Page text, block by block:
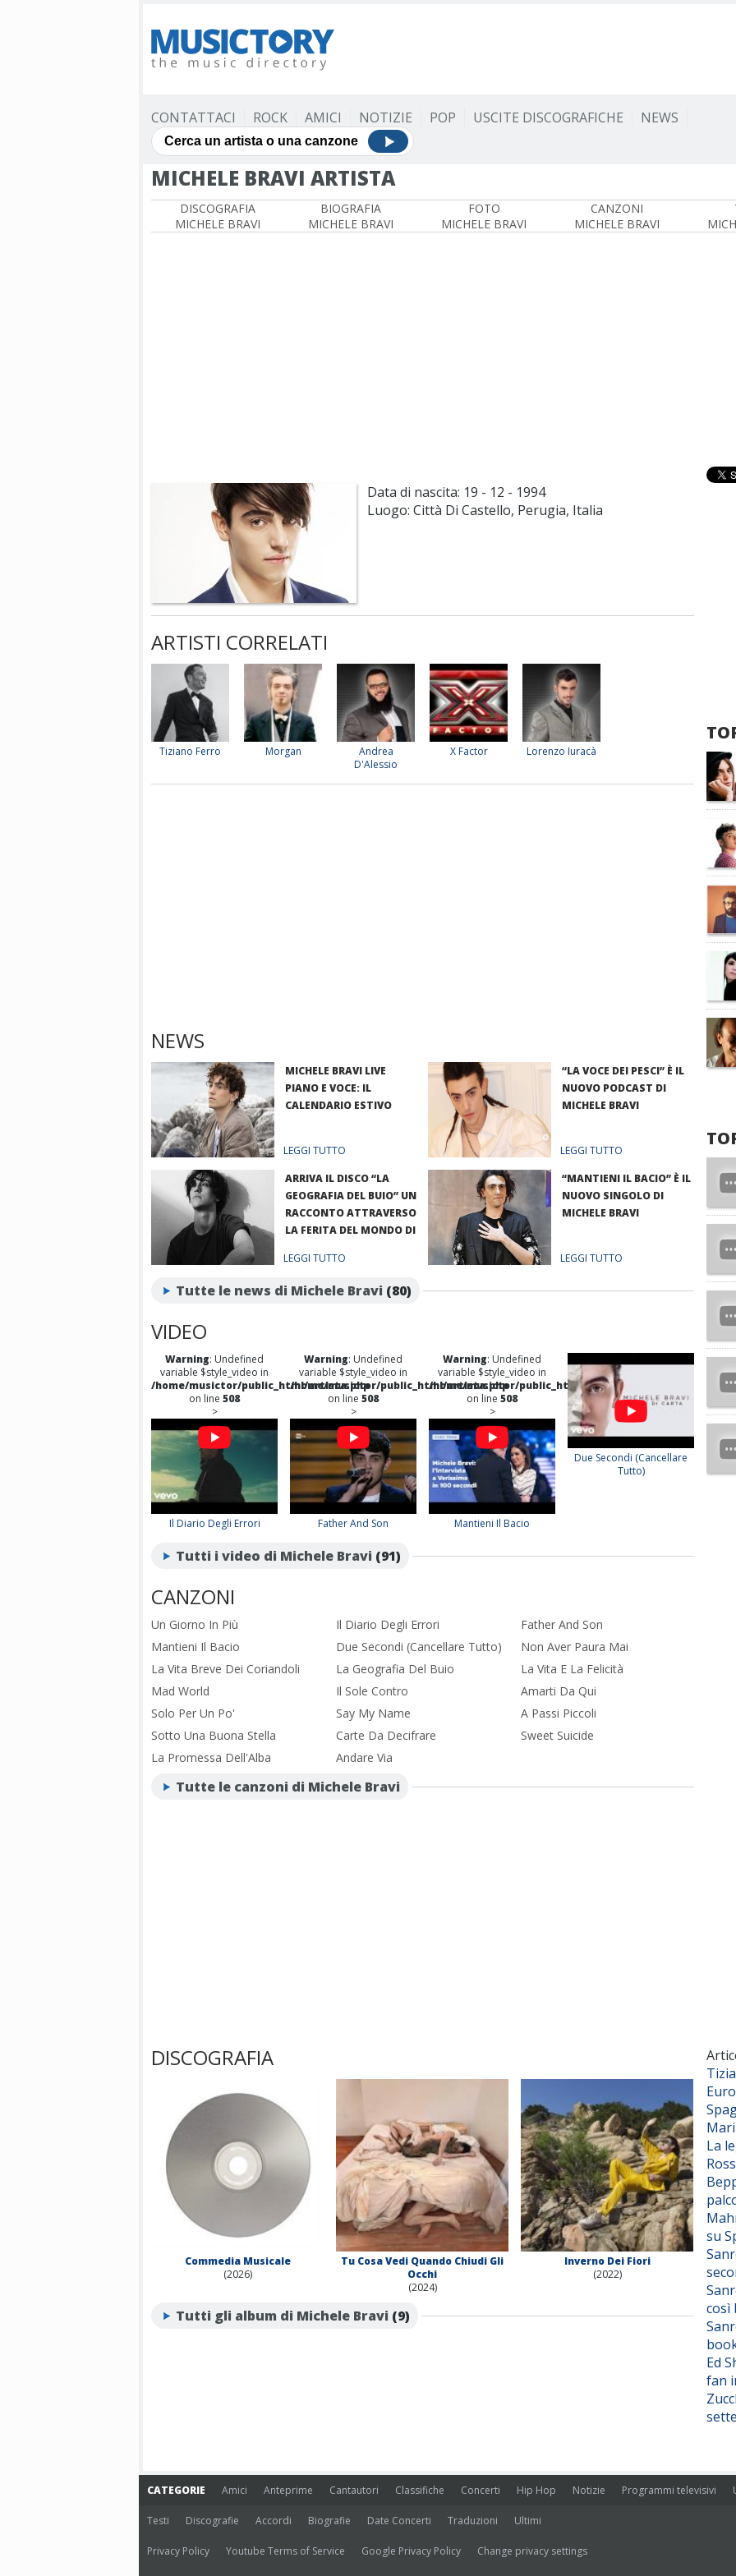
CONTATTACI ROCK AMICI NOTIZIE POP USCITE DISCOGRAFICHE NEWS
MICHELE BRAVI ARTISTA
DISCOGRAFIA
MICHELE BRAVI
BIOGRAFIA
MICHELE BRAVI
FOTO
MICHELE BRAVI
CANZONI
MICHELE BRAVI
Data di nascita: 19 - 12 - 1994
Luogo: Città Di Castello, Perugia, Italia
ARTISTI CORRELATI
Tiziano Ferro Morgan
Andrea
D'Alessio
X Factor Lorenzo Iuracà
NEWS
MICHELE BRAVI LIVE
PIANO E VOCE: IL
CALENDARIO ESTIVO
LEGGI TUTTO
“LA VOCE DEI PESCI” È IL
NUOVO PODCAST DI
MICHELE BRAVI
LEGGI TUTTO
ARRIVA IL DISCO “LA
GEOGRAFIA DEL BUIO” UN
RACCONTO ATTRAVERSO
LA FERITA DEL MONDO DI
LEGGI TUTTO
“MANTIENI IL BACIO” È IL
NUOVO SINGOLO DI
MICHELE BRAVI
LEGGI TUTTO
Tutte le news di Michele Bravi (80)
VIDEO
Warning: Undefined
variable $style_video in
/home/musictor/public_html/artista.php
on line 508
>
Il Diario Degli Errori
Warning: Undefined
variable $style_video in
/home/musictor/public_html/artista.php
on line 508
>
Father And Son
Warning: Undefined
variable $style_video in
/home/musictor/public_html/artista.php
on line 508
>
Mantieni Il Bacio
Due Secondi (Cancellare
Tutto)
Tutti i video di Michele Bravi (91)
CANZONI
Un Giorno In Più Il Diario Degli Errori
Father And Son
Mantieni Il Bacio
Due Secondi (Cancellare Tutto)
Non Aver Paura Mai
La Vita Breve Dei Coriandoli
La Geografia Del Buio
La Vita E La Felicità
Mad World
Il Sole Contro
Amarti Da Qui
Solo Per Un Po'
Say My Name
A Passi Piccoli
Sotto Una Buona Stella
Carte Da Decifrare
Sweet Suicide
La Promessa Dell'Alba
Andare Via
Tutte le canzoni di Michele Bravi
DISCOGRAFIA
Commedia Musicale
(2026)
Tu Cosa Vedi Quando Chiudi Gli
Occhi
(2024)
Inverno Dei Fiori
(2022)
Tutti gli album di Michele Bravi (9)
La
su
così
Ed
fan
CATEGORIE Amici Anteprime Cantautori Classifiche Concerti Hip Hop Notizie Programmi televisivi
Testi Discografie Accordi Biografie Date Concerti Traduzioni Ultimi
Privacy Policy Youtube Terms of Service Google Privacy Policy Change privacy settings